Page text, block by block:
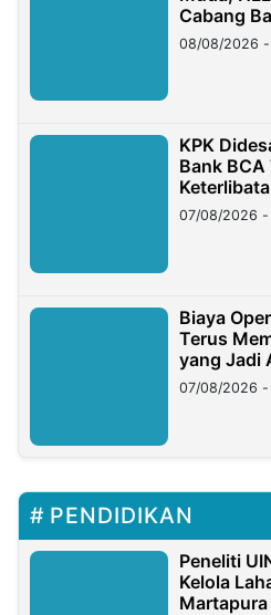
Cabang
08/08/2026 -
KPK
Bank
Hilangnya
Miliar
07/08/2026 -
Biaya
Terus
yang Jadi
07/08/2026 -
PENDIDIKAN
Peneliti
Kelola
Martapura